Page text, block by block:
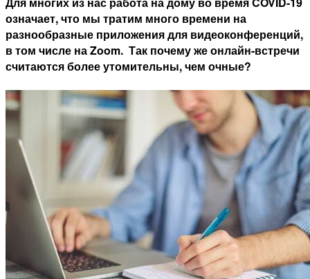
означает, что мы тратим много времени на
разнообразные приложения для видеоконференций,
в том числе на Zoom. Так почему же онлайн-встречи
считаются более утомительны, чем очные?